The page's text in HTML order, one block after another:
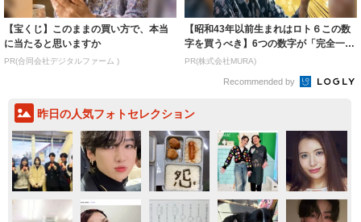
【宝くじ】このままの買い方で、本当
に当たると思いますか
PR(合同会社デジタルファーム )
【昭和43年以前生まれはロト６この数
字を買うべき】6つの数字が「完全一
致」する方...
PR(株式会社MURA)
Recommended by
昨日の人気フォトセレクション